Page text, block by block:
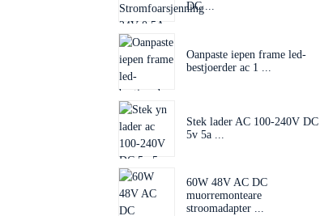
DC ...
Oanpaste iepen frame led-
bestjoerder ac 1 ...
Stek lader AC 100-240V DC
5v 5a ...
60W 48V AC DC
muorremonteare
stroomadapter ...